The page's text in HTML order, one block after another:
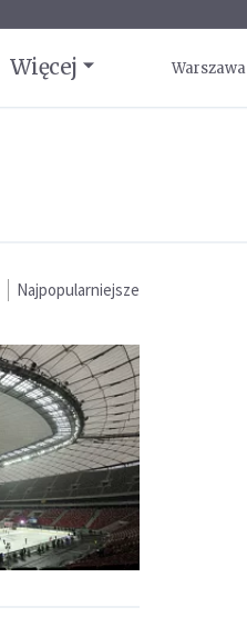
Więcej Warszawa
Najpopularniejsze